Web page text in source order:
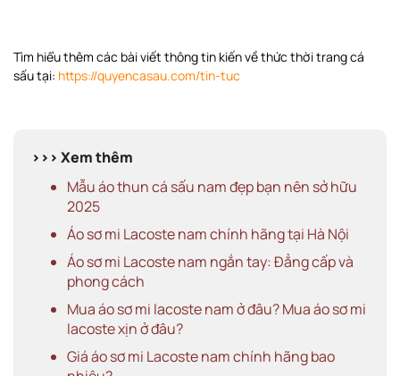
Tìm hiểu thêm các bài viết thông tin kiến về thức thời trang cá
sấu tại: https://quyencasau.com/tin-tuc
>>> Xem thêm
Mẫu áo thun cá sấu nam đẹp bạn nên sở hữu
2025
Áo sơ mi Lacoste nam chính hãng tại Hà Nội
Áo sơ mi Lacoste nam ngắn tay: Đẳng cấp và
phong cách
Mua áo sơ mi lacoste nam ở đâu? Mua áo sơ mi
lacoste xịn ở đâu?
Giá áo sơ mi Lacoste nam chính hãng bao